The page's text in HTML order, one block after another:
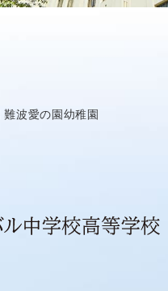
難波愛の園幼稚園